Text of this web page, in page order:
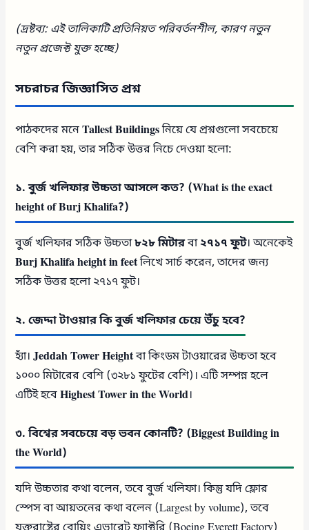
(দ্রষ্টব্য: এই তালিকাটি প্রতিনিয়ত পরিবর্তনশীল, কারণ নতুন
নতুন প্রজেক্ট যুক্ত হচ্ছে)
সচরাচর জিজ্ঞাসিত প্রশ্ন
পাঠকদের মনেTallest Buildingsনিয়ে যে প্রশ্নগুলো সবচেয়ে
বেশি করা হয়, তার সঠিক উত্তর নিচে দেওয়া হলো:
১. বুর্জ খলিফার উচ্চতা আসলে কত? (What is the exact
height of Burj Khalifa?)
বুর্জ খলিফার সঠিক উচ্চতা৮২৮ মিটারবা২৭১৭ ফুট। অনেকেই
Burj Khalifa height in feetলিখে সার্চ করেন, তাদের জন্য
সঠিক উত্তর হলো ২৭১৭ ফুট।
২. জেদ্দা টাওয়ার কি বুর্জ খলিফার চেয়ে উঁচু হবে?
হ্যাঁ।Jeddah Tower Heightবা কিংডম টাওয়ারের উচ্চতা হবে
১০০০ মিটারের বেশি (৩২৮১ ফুটের বেশি)। এটি সম্পন্ন হলে
এটিই হবেHighest Tower in the World।
৩. বিশ্বের সবচেয়ে বড় ভবন কোনটি? (Biggest Building in
the World)
যদি উচ্চতার কথা বলেন, তবে বুর্জ খলিফা। কিন্তু যদি ফ্লোর
স্পেস বা আয়তনের কথা বলেন (Largest by volume), তবে